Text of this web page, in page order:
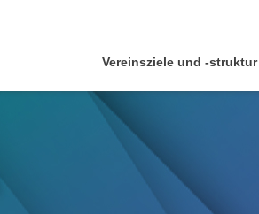
Vereinsziele und -struktur